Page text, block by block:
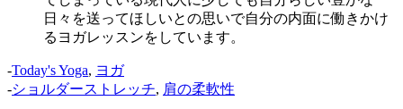
日々を送ってほしいとの思いで自分の内面に働きかけ
るヨガレッスンをしています。
-Today's Yoga, ヨガ
-ショルダーストレッチ, 肩の柔軟性